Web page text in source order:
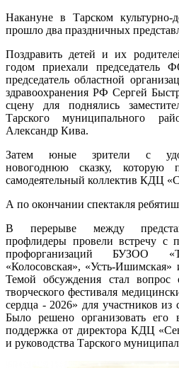
Накануне в Тарском культурно-
прошло два праздничных
Поздравить детей и их
годом приехали
председатель областной
здравоохранения РФ Сергей
сцену для поднялись
Тарского муниципального
Александр Кива.
Затем юные зрители с
новогоднюю сказку, которую
самодеятельный коллектив КДЦ
А по окончании спектакля
В перерыве между
профлидеры провели встречу с
профорганизаций БУЗОО
«Колосовская», «Усть-
Темой обсуждения стал вопрос
творческого фестиваля
сердца - 2026» для участников из
Было решено организовать
поддержка от директора КДЦ
и руководства Тарского